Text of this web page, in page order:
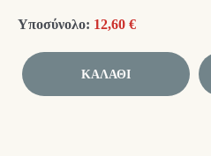
Υποσύνολο: 12,60 €
ΚΑΛΆΘΙ